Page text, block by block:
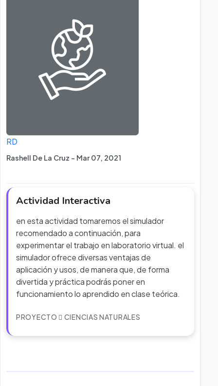
RD
Rashell De La Cruz - Mar 07, 2021
Actividad Interactiva
en esta actividad tomaremos el simulador
recomendado a continuación, para
experimentar el trabajo en laboratorio virtual. el
simulador ofrece diversas ventajas de
aplicación y usos, de manera que, de forma
divertida y práctica podrás poner en
funcionamiento lo aprendido en clase teórica.
PROYECTO CIENCIAS NATURALES